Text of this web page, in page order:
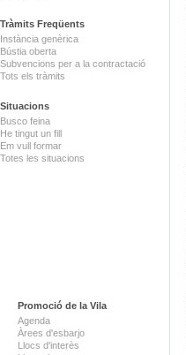
Tràmits Freqüents
Instància genèrica
Bústia oberta
Subvencions per a la contractació
Tots els tràmits
Situacions
Busco feina
He tingut un fill
Em vull formar
Totes les situacions
Promoció de la Vila
Agenda
Àrees d'esbarjo
Llocs d'interès